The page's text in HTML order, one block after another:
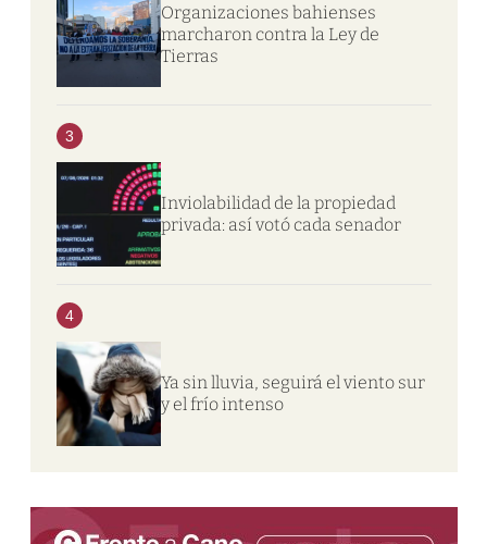
Organizaciones bahienses
marcharon contra la Ley de
Tierras
3
Inviolabilidad de la propiedad
privada: así votó cada senador
4
Ya sin lluvia, seguirá el viento sur
y el frío intenso